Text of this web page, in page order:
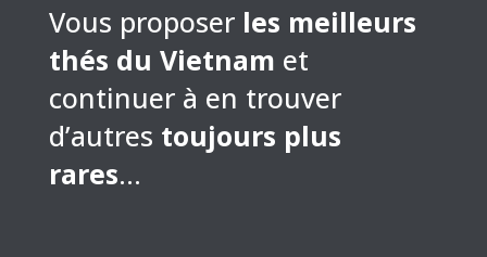
Vous proposer les meilleurs
thés du Vietnam et
continuer à en trouver
d’autres toujours plus
rares…